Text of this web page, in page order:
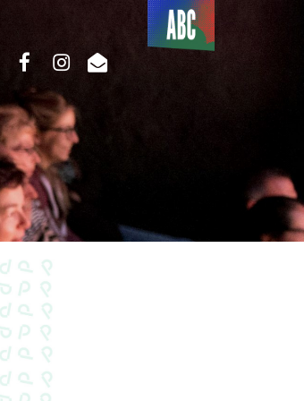
Du côté
de l’ABC
facebookinstagram
email